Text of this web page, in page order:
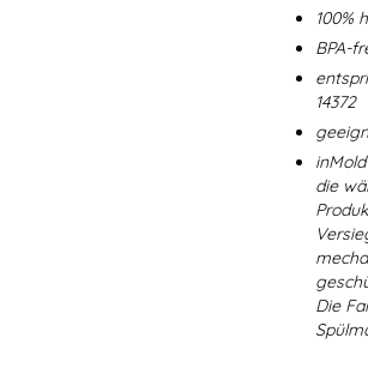
100%
BPA-
14372
die
Die